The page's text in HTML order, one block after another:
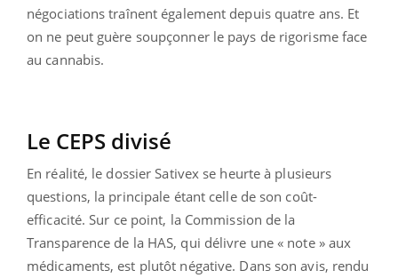
négociations traînent également depuis quatre ans. Et
on ne peut guère soupçonner le pays de rigorisme face
au cannabis.
Le CEPS divisé
En réalité, le dossier Sativex se heurte à plusieurs
questions, la principale étant celle de son coût-
efficacité. Sur ce point, la Commission de la
Transparence de la HAS, qui délivre une « note » aux
médicaments, est plutôt négative. Dans son avis, rendu